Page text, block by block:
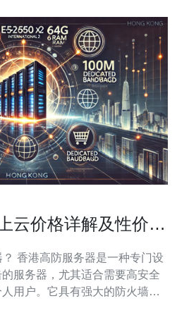
云价格详解及性价比
香港高防服务器是一种专门设
服务器，尤其适合需要高安全
用户。它具有强大的防火墙功
的地理位置优越，网络基础设